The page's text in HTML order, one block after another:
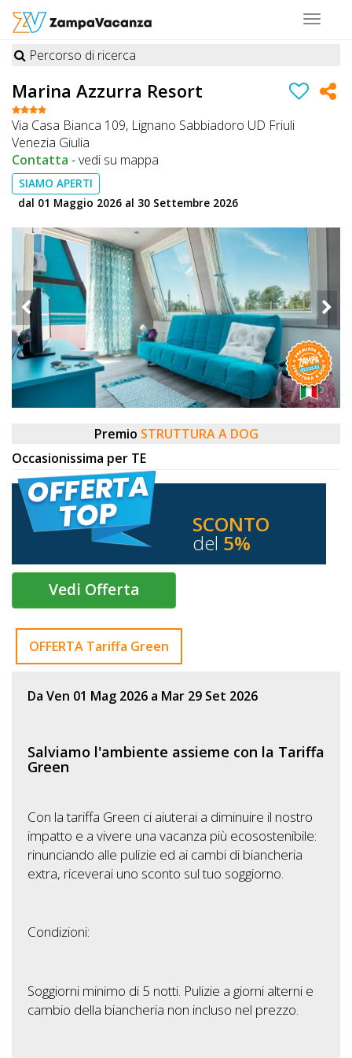
Toggle
STRUTTURE
A
DOG
LUOGHI
A
DOG
OFFERTE
A
DOG
A
DOG
CHIEDI
CODICE
SCONTO
Video
Tutorial
Lavora
Noi
Attività
Percorso di ricerca
Marina Azzurra Resort
Via Casa Bianca 109, Lignano Sabbiadoro UD Friuli
Venezia Giulia
Contatta -vedi su mappa
SIAMO APERTI
dal 01 Maggio 2026 al 30 Settembre 2026
Premio STRUTTURA A DOG
Occasionissima per TE
SCONTO
del 5%
Vedi Offerta
OFFERTA Tariffa Green
Da Ven 01 Mag 2026 a Mar 29 Set 2026
Salviamo l'ambiente assieme con la Tariffa
Green
Con la tariffa Green ci aiuterai a diminuire il nostro
impatto e a vivere una vacanza più ecosostenibile:
rinunciando alle pulizie ed ai cambi di biancheria
extra, riceverai uno sconto sul tuo soggiorno.
Condizioni:
Soggiorni minimo di 5 notti. Pulizie a giorni alterni e
cambio della biancheria non incluso nel prezzo.